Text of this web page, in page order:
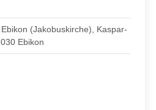
(Jakobuskirche), Kaspar-
Ebikon